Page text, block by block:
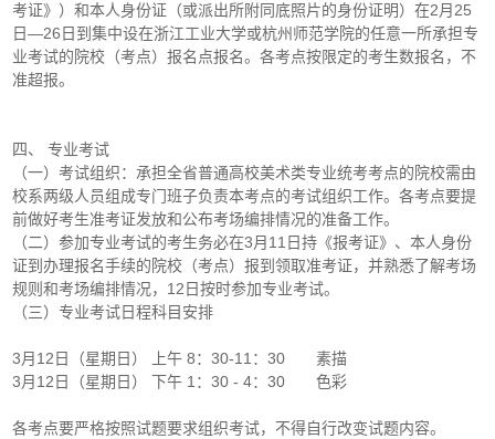
考证》）和本人身份证（或派出所附同底照片的身份证明）在2月25
日—26日到集中设在浙江工业大学或杭州师范学院的任意一所承担专
业考试的院校（考点）报名点报名。各考点按限定的考生数报名，不
准超报。
四、 专业考试
（一）考试组织：承担全省普通高校美术类专业统考考点的院校需由
校系两级人员组成专门班子负责本考点的考试组织工作。各考点要提
前做好考生准考证发放和公布考场编排情况的准备工作。
（二）参加专业考试的考生务必在3月11日持《报考证》、本人身份
证到办理报名手续的院校（考点）报到领取准考证，并熟悉了解考场
规则和考场编排情况，12日按时参加专业考试。
（三）专业考试日程科目安排
3月12日（星期日） 上午 8：30-11：30 素描
3月12日（星期日） 下午 1：30 - 4：30 色彩
各考点要严格按照试题要求组织考试，不得自行改变试题内容。